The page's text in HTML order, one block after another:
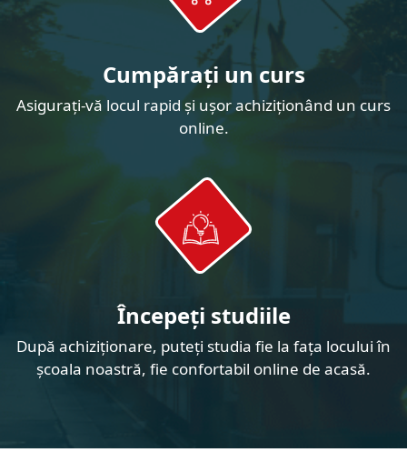
Cumpărați un curs
Asigurați-vă locul rapid și ușor achiziționând un curs
online.
Începeți studiile
După achiziționare, puteți studia fie la fața locului în
școala noastră, fie confortabil online de acasă.